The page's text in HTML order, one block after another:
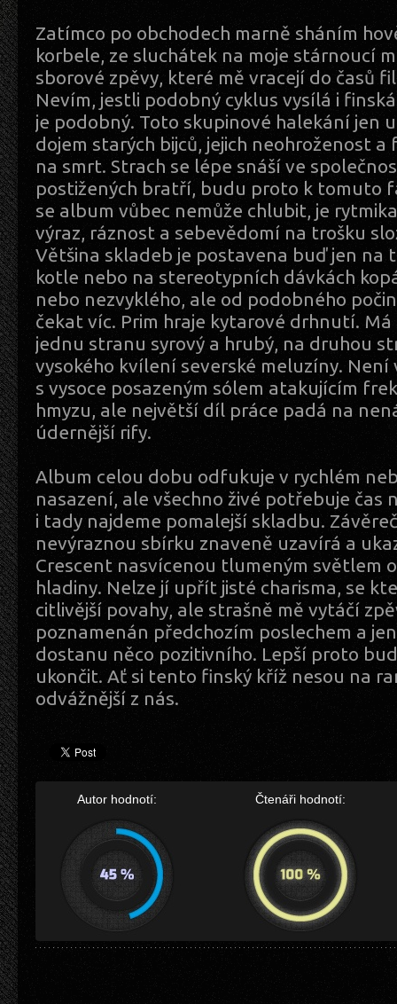
Zatímco po obchodech marně sháním
korbele, ze sluchátek na moje stárnoucí
sborové zpěvy, které mě vracejí do časů
Nevím, jestli podobný cyklus vysílá i
je podobný. Toto skupinové halekání jen
dojem starých bijců, jejich neohroženost
na smrt. Strach se lépe snáší ve
postižených bratří, budu proto k tomuto
se album vůbec nemůže chlubit, je
výraz, ráznost a sebevědomí na trošku
Většina skladeb je postavena buď jen na
kotle nebo na stereotypních dávkách
nebo nezvyklého, ale od podobného
čekat víc. Prim hraje kytarové drhnutí. Má
jednu stranu syrový a hrubý, na druhou
vysokého kvílení severské meluzíny.
s vysoce posazeným sólem atakujícím
hmyzu, ale největší díl práce padá na
údernější rify.
Album celou dobu odfukuje v rychlém
nasazení, ale všechno živé potřebuje čas
i tady najdeme pomalejší skladbu.
nevýraznou sbírku znaveně uzavírá a
Crescent nasvícenou tlumeným světlem
hladiny. Nelze jí upřít jisté charisma, se
citlivější povahy, ale strašně mě vytáčí
poznamenán předchozím poslechem a
dostanu něco pozitivního. Lepší proto
ukončit. Ať si tento finský kříž nesou na
odvážnější z nás.
Autor hodnotí: Čtenáři hodnotí: